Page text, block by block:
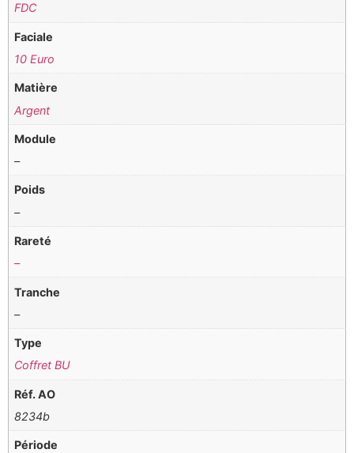
FDC
Faciale
10 Euro
Matière
Argent
Module
–
Poids
–
Rareté
–
Tranche
–
Type
Coffret BU
Réf. AO
8234b
Période